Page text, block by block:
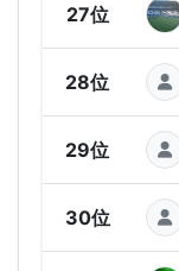
27位
28位
29位
30位